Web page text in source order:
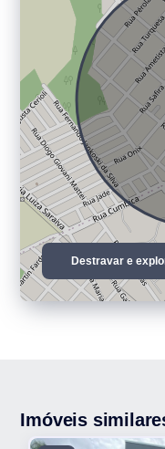
Destravar e
Imóveis